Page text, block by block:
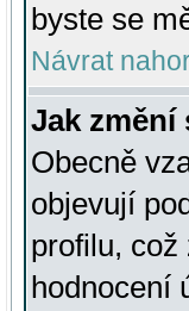
byste se
Návrat
Jak změní
Obecně
objevují
profilu, což
hodnocení